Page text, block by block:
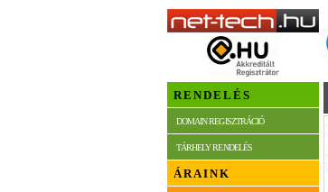
RENDELÉS
DOMAIN REGISZTRÁCIÓ
TÁRHELY RENDELÉS
ÁRAINK